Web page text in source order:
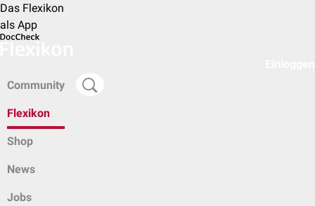
Das Flexikon
als App
Community
Flexikon
Shop
News
Jobs